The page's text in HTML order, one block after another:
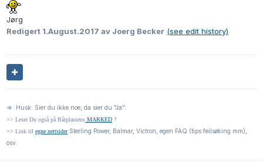
Jørg
Redigert 1.August.2017 av Joerg Becker (see edit history)
=> Husk: Sier du ikke noe, da sier du "Ja".
=> Leser Du også på Båtplassens MARKED ?
=> Link til egne nettsiderSterling Power, Balmar, Victron, egen FAQ (tips feilsøking mm),
osv.